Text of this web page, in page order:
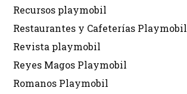
Recursos playmobil
Restaurantes y Cafeterías Playmobil
Revista playmobil
Reyes Magos Playmobil
Romanos Playmobil